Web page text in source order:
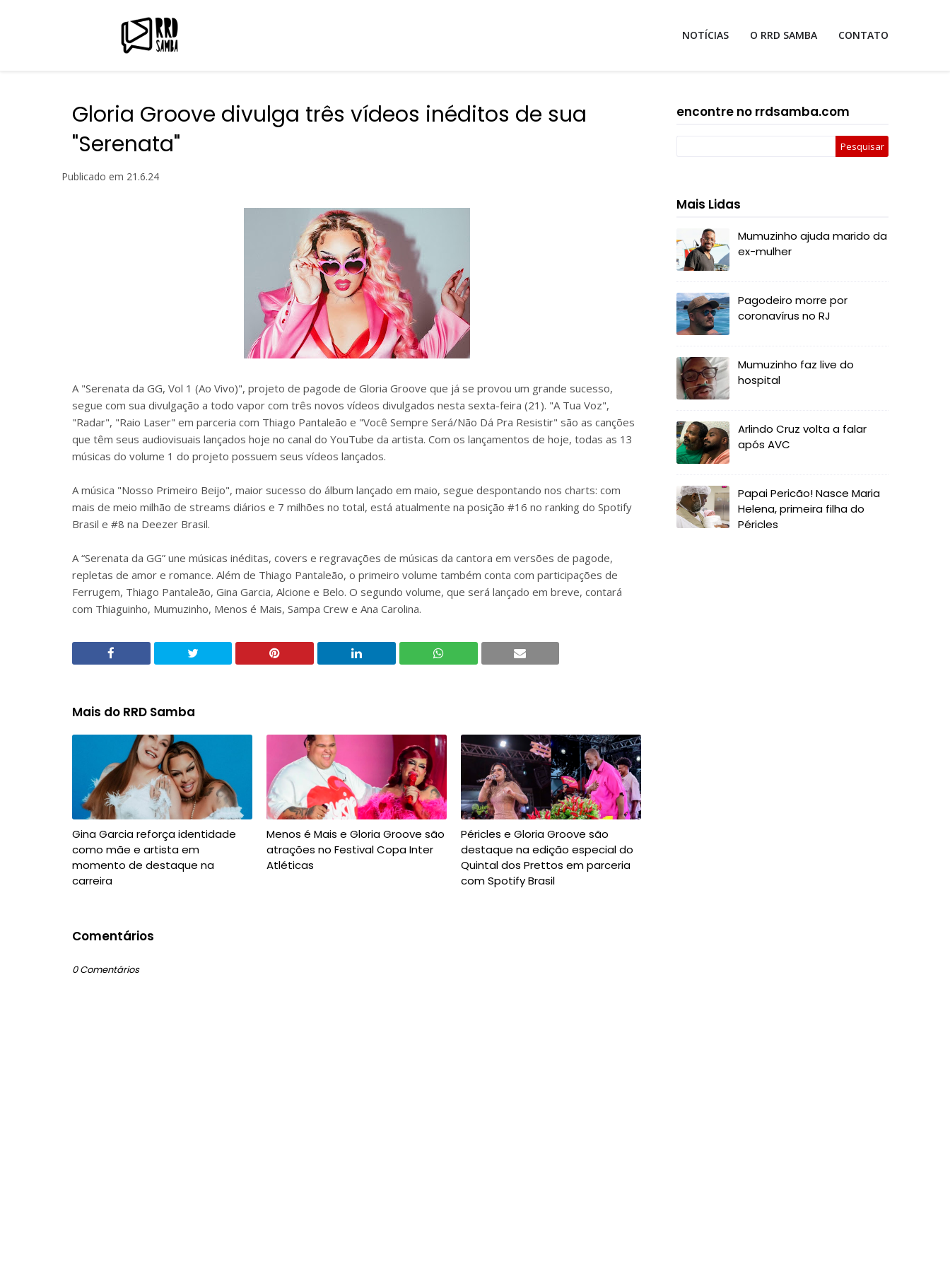
NOTÍCIAS O RRD SAMBA CONTATO
Gloria Groove divulga três vídeos inéditos de sua
"Serenata"
Publicado em 21.6.24
A "Serenata da GG, Vol 1 (Ao Vivo)", projeto de pagode de Gloria Groove que já se provou um grande sucesso,
segue com sua divulgação a todo vapor com três novos vídeos divulgados nesta sexta-feira (21). "A Tua Voz",
"Radar", "Raio Laser" em parceria com Thiago Pantaleão e "Você Sempre Será/Não Dá Pra Resistir" são as canções
que têm seus audiovisuais lançados hoje no canal do YouTube da artista. Com os lançamentos de hoje, todas as 13
músicas do volume 1 do projeto possuem seus vídeos lançados.
A música "Nosso Primeiro Beijo", maior sucesso do álbum lançado em maio, segue despontando nos charts: com
mais de meio milhão de streams diários e 7 milhões no total, está atualmente na posição #16 no ranking do Spotify
Brasil e #8 na Deezer Brasil.
A “Serenata da GG” une músicas inéditas, covers e regravações de músicas da cantora em versões de pagode,
repletas de amor e romance. Além de Thiago Pantaleão, o primeiro volume também conta com participações de
Ferrugem, Thiago Pantaleão, Gina Garcia, Alcione e Belo. O segundo volume, que será lançado em breve, contará
com Thiaguinho, Mumuzinho, Menos é Mais, Sampa Crew e Ana Carolina.
Mais do RRD Samba
Gina Garcia reforça identidade
como mãe e artista em
momento de destaque na
carreira
Menos é Mais e Gloria Groove são
atrações no Festival Copa Inter
Atléticas
Péricles e Gloria Groove são
destaque na edição especial do
Quintal dos Prettos em parceria
com Spotify Brasil
Comentários
0 Comentários
encontre no rrdsamba.com
Mais Lidas
Mumuzinho ajuda marido da
ex-mulher
Pagodeiro morre por
coronavírus no RJ
Mumuzinho faz live do
hospital
Arlindo Cruz volta a falar
após AVC
Papai Pericão! Nasce Maria
Helena, primeira filha do
Péricles